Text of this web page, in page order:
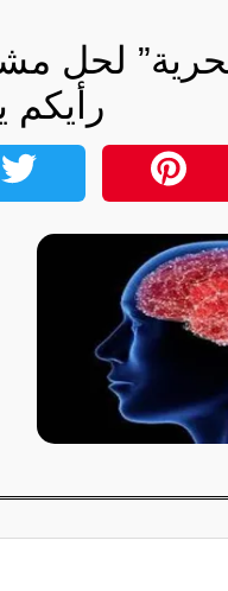
لحل
رأيكم